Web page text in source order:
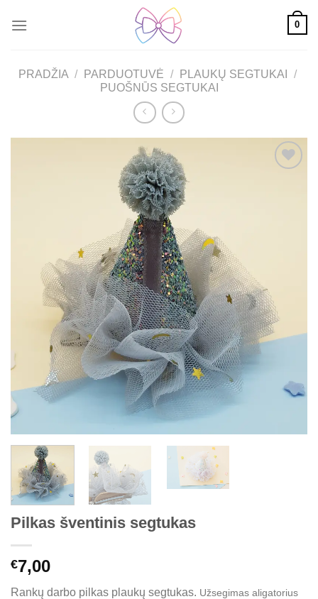
0
PRADŽIA / PARDUOTUVĖ / PLAUKŲ SEGTUKAI
/
PUOŠNŪS SEGTUKAI
Pilkas šventinis segtukas
€7,00
Rankų darbo pilkas plaukų segtukas. Užsegimas aligatorius